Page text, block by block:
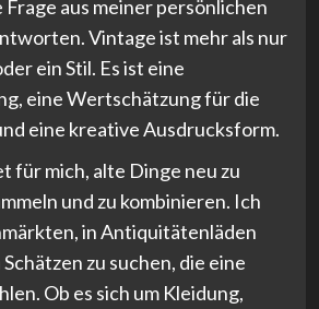
Frage aus meiner persönlichen
Vintage ist mehr als nur
ein Stil. Es ist eine
eine Wertschätzung für die
eine kreative Ausdrucksform.
für mich, alte Dinge neu zu
und zu kombinieren. Ich
in Antiquitätenläden
zu suchen, die eine
Ob es sich um Kleidung,